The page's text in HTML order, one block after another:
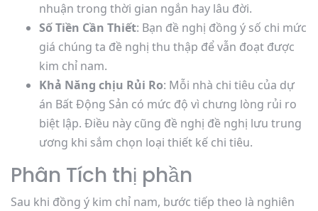
nhuận trong thời gian ngắn hay lâu đời.
Số Tiền Cần Thiết: Bạn đề nghị đồng ý số chi mức
giá chúng ta đề nghị thu thập để vẫn đoạt được
kim chỉ nam.
Khả Năng chịu Rủi Ro: Mỗi nhà chi tiêu của dự
án Bất Động Sản có mức độ vì chưng lòng rủi ro
biệt lập. Điều này cũng đề nghị đề nghị lưu trung
ương khi sắm chọn loại thiết kế chi tiêu.
Phân Tích thị phần
Sau khi đồng ý kim chỉ nam, bước tiếp theo là nghiên